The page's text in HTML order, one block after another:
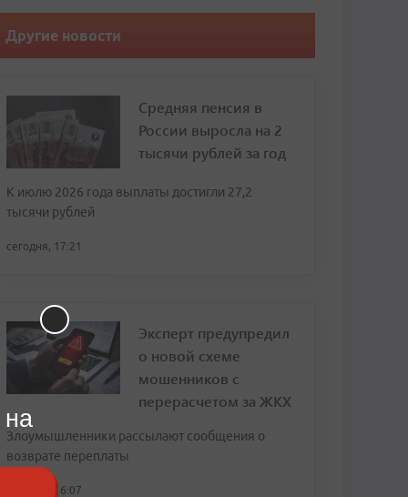
Другие новости
Средняя пенсия в
России выросла на 2
тысячи рублей за год
К июлю 2026 года выплаты достигли 27,2
тысячи рублей
сегодня, 17:21
Эксперт предупредил
о новой схеме
мошенников с
перерасчетом за ЖКХ
Злоумышленники рассылают сообщения о
возврате переплаты
сегодня, 16:07